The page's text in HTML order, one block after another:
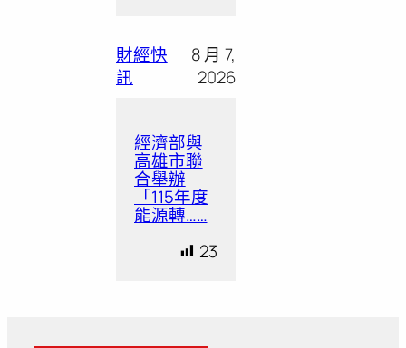
財經快
訊
8 月 7,
2026
經濟部與
高雄市聯
合舉辦
「115年度
能源轉……
23